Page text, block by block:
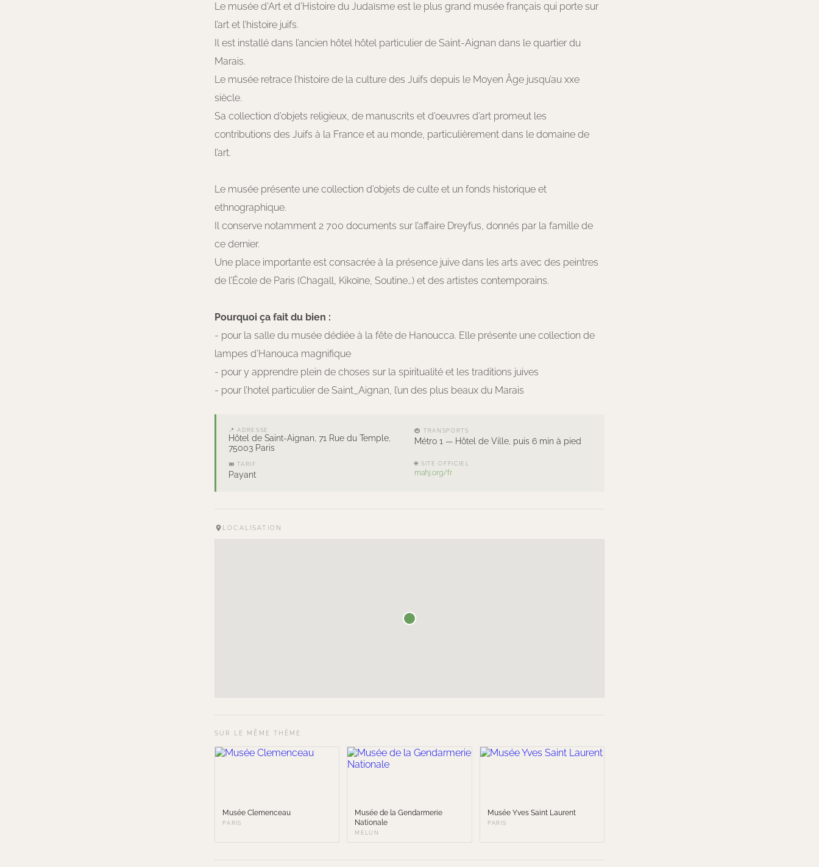
Le musée d’Art et d’Histoire du Judaïsme est le plus grand musée français qui porte sur
l’art et l’histoire juifs.
Il est installé dans l’ancien hôtel hôtel particulier de Saint-Aignan dans le quartier du
Marais.
Le musée retrace l’histoire de la culture des Juifs depuis le Moyen Âge jusqu’au xxe
siècle.
Sa collection d’objets religieux, de manuscrits et d’oeuvres d’art promeut les
contributions des Juifs à la France et au monde, particulièrement dans le domaine de
l’art.
Le musée présente une collection d’objets de culte et un fonds historique et
ethnographique.
Il conserve notamment 2 700 documents sur l’affaire Dreyfus, donnés par la famille de
ce dernier.
Une place importante est consacrée à la présence juive dans les arts avec des peintres
de l’École de Paris (Chagall, Kikoïne, Soutine…) et des artistes contemporains.
Pourquoi ça fait du bien :
- pour la salle du musée dédiée à la fête de Hanoucca. Elle présente une collection de
lampes d’Hanouca magnifique
- pour y apprendre plein de choses sur la spiritualité et les traditions juives
- pour l’hotel particulier de Saint_Aignan, l’un des plus beaux du Marais
📍 ADRESSE
Hôtel de Saint-Aignan, 71 Rue du Temple,
75003 Paris
🚇 TRANSPORTS
Métro 1 — Hôtel de Ville, puis 6 min à pied
🎟 TARIF
Payant
🌐 SITE OFFICIEL
mahj.org/fr
LOCALISATION
SUR LE MÊME THÈME
Musée Clemenceau
PARIS
Musée de la Gendarmerie
Nationale
MELUN
Musée Yves Saint Laurent
PARIS